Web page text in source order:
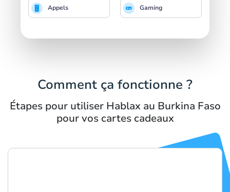
Appels Gaming
Comment ça fonctionne ?
Étapes pour utiliser Hablax au Burkina Faso
pour vos cartes cadeaux